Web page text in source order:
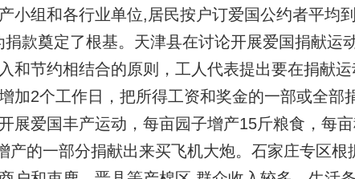
小组和各行业单位,居民按户订爱国公约者平均
款奠定了根基。天津县在讨论开展爱国捐献运
和节约相结合的原则，工人代表提出要在捐献运
加2个工作日，把所得工资和奖金的一部或全部
展爱国丰产运动，每亩园子增产15斤粮食，每
产的一部分捐献出来买飞机大炮。石家庄专区根